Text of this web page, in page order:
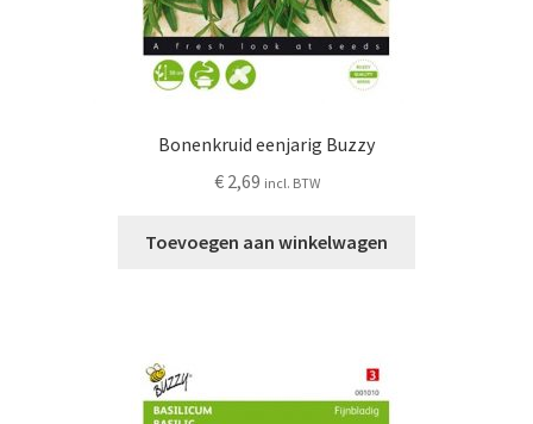
Bonenkruid eenjarig Buzzy
€2,69 incl. BTW
Toevoegen aan winkelwagen